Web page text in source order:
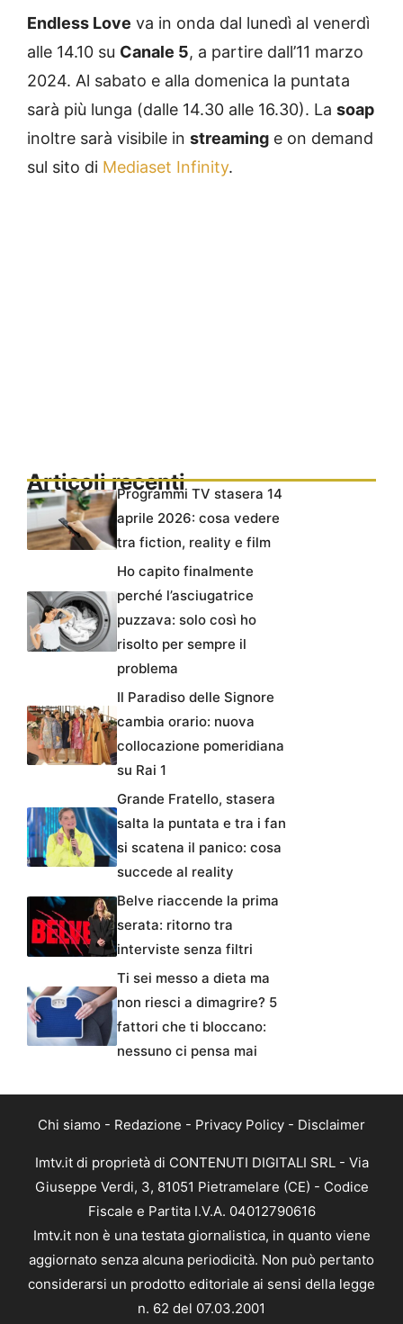
Endless Love va in onda dal lunedì al venerdì
alle 14.10 su Canale 5, a partire dall’11 marzo
2024. Al sabato e alla domenica la puntata
sarà più lunga (dalle 14.30 alle 16.30). La soap
inoltre sarà visibile in streaming e on demand
sul sito di Mediaset Infinity.
Articoli recentiProgrammi TV stasera 14
aprile 2026: cosa vedere
tra fiction, reality e film
Ho capito finalmente
perché l’asciugatrice
puzzava: solo così ho
risolto per sempre il
problema
Il Paradiso delle Signore
cambia orario: nuova
collocazione pomeridiana
su Rai 1
Grande Fratello, stasera
salta la puntata e tra i fan
si scatena il panico: cosa
succede al reality
Belve riaccende la prima
serata: ritorno tra
interviste senza filtri
Ti sei messo a dieta ma
non riesci a dimagrire? 5
fattori che ti bloccano:
nessuno ci pensa mai
Chi siamo - Redazione - Privacy Policy - Disclaimer
Imtv.it di proprietà di CONTENUTI DIGITALI SRL - Via
Giuseppe Verdi, 3, 81051 Pietramelare (CE) - Codice
Fiscale e Partita I.V.A. 04012790616
Imtv.it non è una testata giornalistica, in quanto viene
aggiornato senza alcuna periodicità. Non può pertanto
considerarsi un prodotto editoriale ai sensi della legge
n. 62 del 07.03.2001